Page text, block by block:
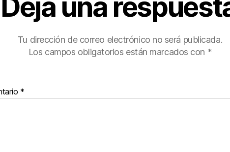
Deja una
Tu dirección de correo electrónico no será publicada.
Los campos obligatorios están marcados con *
*